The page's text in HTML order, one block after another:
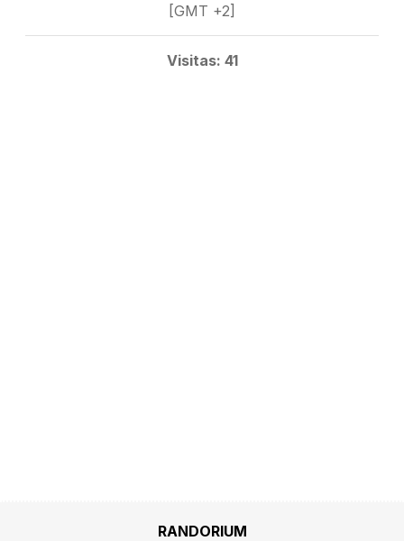
[GMT +2]
Visitas: 41
RANDORIUM